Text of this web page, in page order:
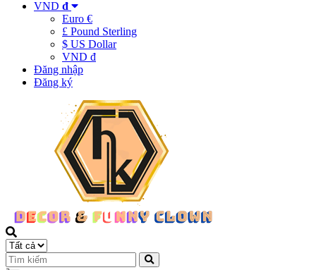
VND đ
Euro €
£ Pound Sterling
$ US Dollar
VND đ
Đăng nhập
Đăng ký